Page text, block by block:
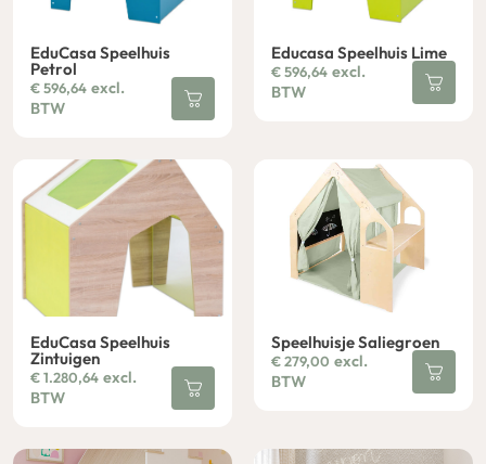
EduCasa Speelhuis
Petrol
€596,64 excl.
BTW
Educasa Speelhuis Lime
€596,64 excl.
BTW
EduCasa Speelhuis
Zintuigen
€1.280,64 excl.
BTW
Speelhuisje Saliegroen
€279,00 excl.
BTW